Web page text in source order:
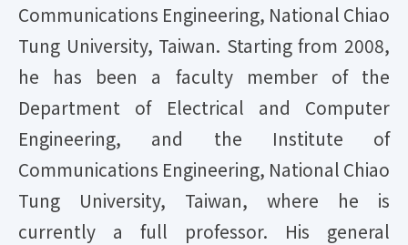
Communications Engineering, National Chiao
Tung University, Taiwan. Starting from 2008,
he has been a faculty member of the
Department of Electrical and Computer
Engineering, and the Institute of
Communications Engineering, National Chiao
Tung University, Taiwan, where he is
currently a full professor. His general